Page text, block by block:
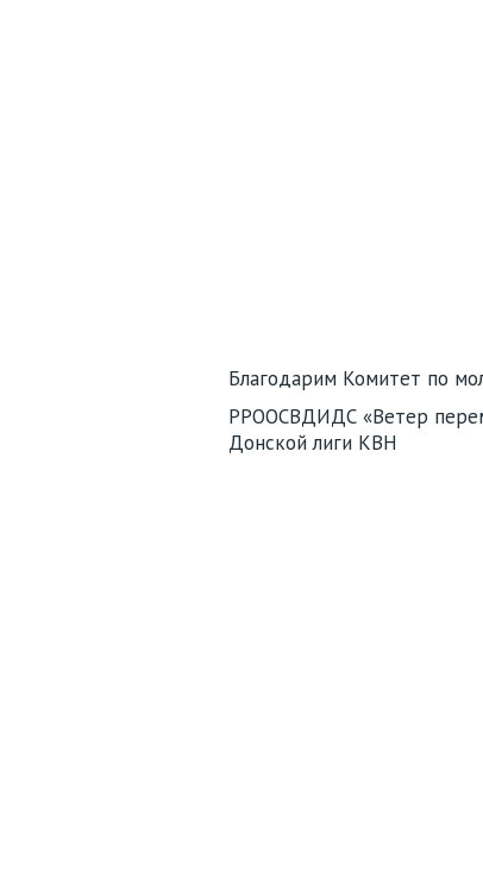
Благодарим Комитет по
РРООСВДИДС «Ветер
Донской лиги КВН